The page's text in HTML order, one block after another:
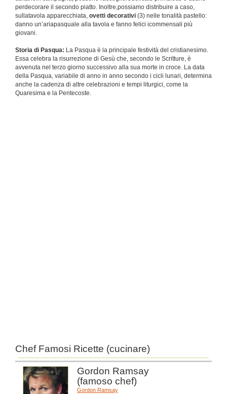
perdecorare il secondo piatto. Inoltre,possiamo distribuire a caso,
sullatavola apparecchiata, ovetti decorativi (3) nelle tonalità pastello:
danno un’ariapasquale alla tavola e fanno felici icommensali più
giovani.
Storia di Pasqua: La Pasqua è la principale festività del cristianesimo.
Essa celebra la risurrezione di Gesù che, secondo le Scritture, è
avvenuta nel terzo giorno successivo alla sua morte in croce. La data
della Pasqua, variabile di anno in anno secondo i cicli lunari, determina
anche la cadenza di altre celebrazioni e tempi liturgici, come la
Quaresima e la Pentecoste.
Chef Famosi Ricette (cucinare)
Gordon Ramsay
(famoso chef)
Gordon Ramsay